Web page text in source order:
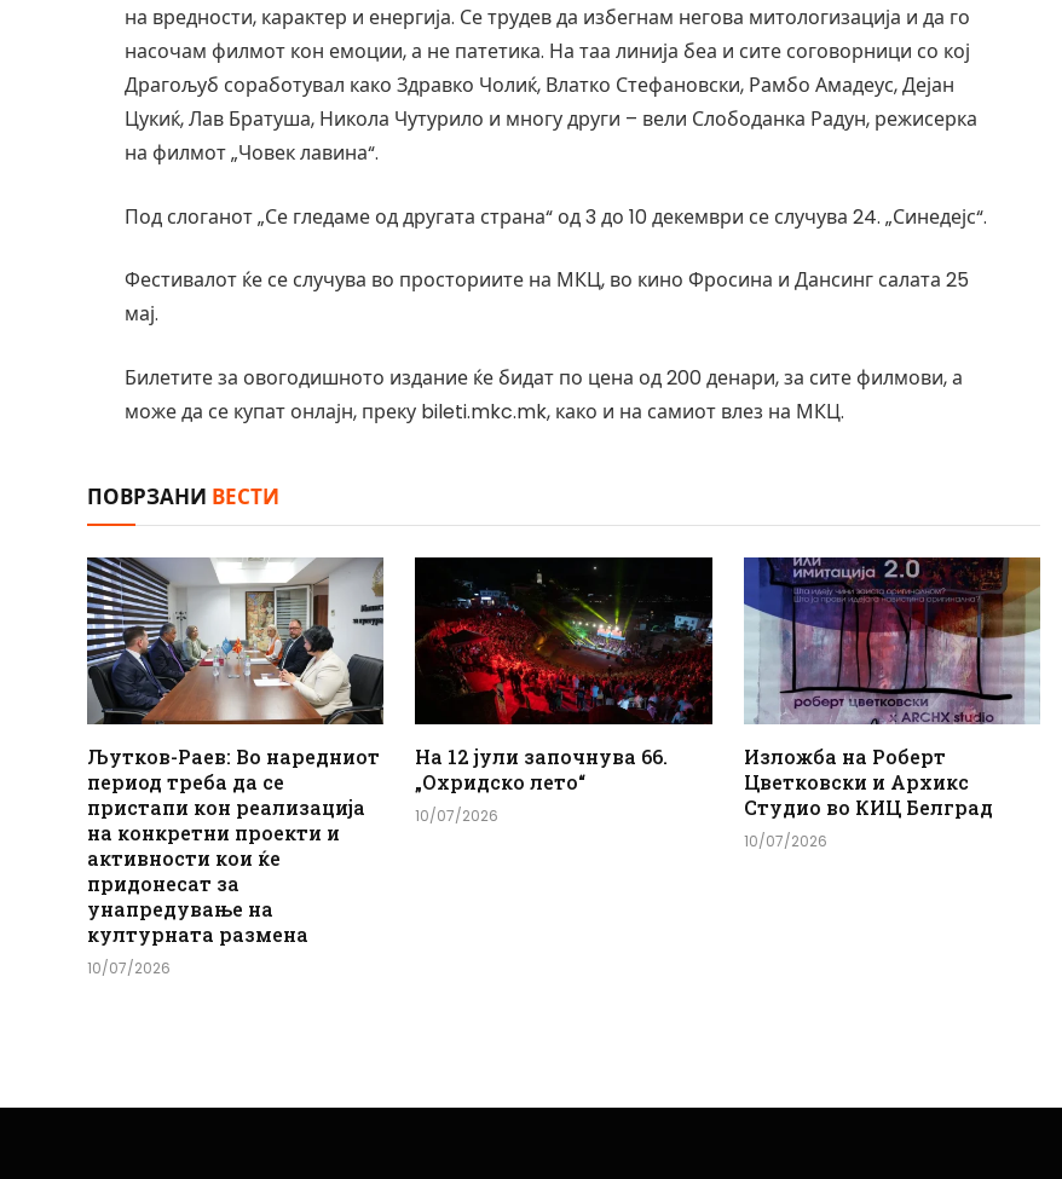
на вредности, карактер и енергија. Се трудев да избегнам негова митологизација и да го
насочам филмот кон емоции, а не патетика. На таа линија беа и сите соговорници со кој
Драгољуб соработувал како Здравко Чолиќ, Влатко Стефановски, Рамбо Амадеус, Дејан
Цукиќ, Лав Братуша, Никола Чутурило и многу други – вели Слободанка Радун, режисерка
на филмот „Човек лавина“.
Под слоганот „Се гледаме од другата страна“ од 3 до 10 декември се случува 24. „Синедејс“.
Фестивалот ќе се случува во просториите на МКЦ, во кино Фросина и Дансинг салата 25
мај.
Билетите за овогодишното издание ќе бидат по цена од 200 денари, за сите филмови, а
може да се купат онлајн, преку bileti.mkc.mk, како и на самиот влез на МКЦ.
ПОВРЗАНИ ВЕСТИ
Љутков-Раев: Во наредниот
период треба да се
пристапи кон реализација
на конкретни проекти и
активности кои ќе
придонесат за
унапредување на
културната размена
10/07/2026
На 12 јули започнува 66.
„Охридско лето“
10/07/2026
Изложба на Роберт
Цветковски и Архикс
Студио во КИЦ Белград
10/07/2026